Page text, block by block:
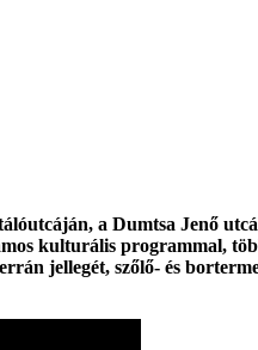
a Dumtsa Jenő
kulturális programmal,
jellegét, szőlő- és